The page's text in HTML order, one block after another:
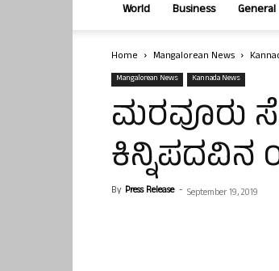
World Business General
Home Mangalorean News
Mangalorean News Kannada News
ಮರವೂರು
ಕಿನ್ನಿಪದವಿನ
By Press Release - September 19, 2019